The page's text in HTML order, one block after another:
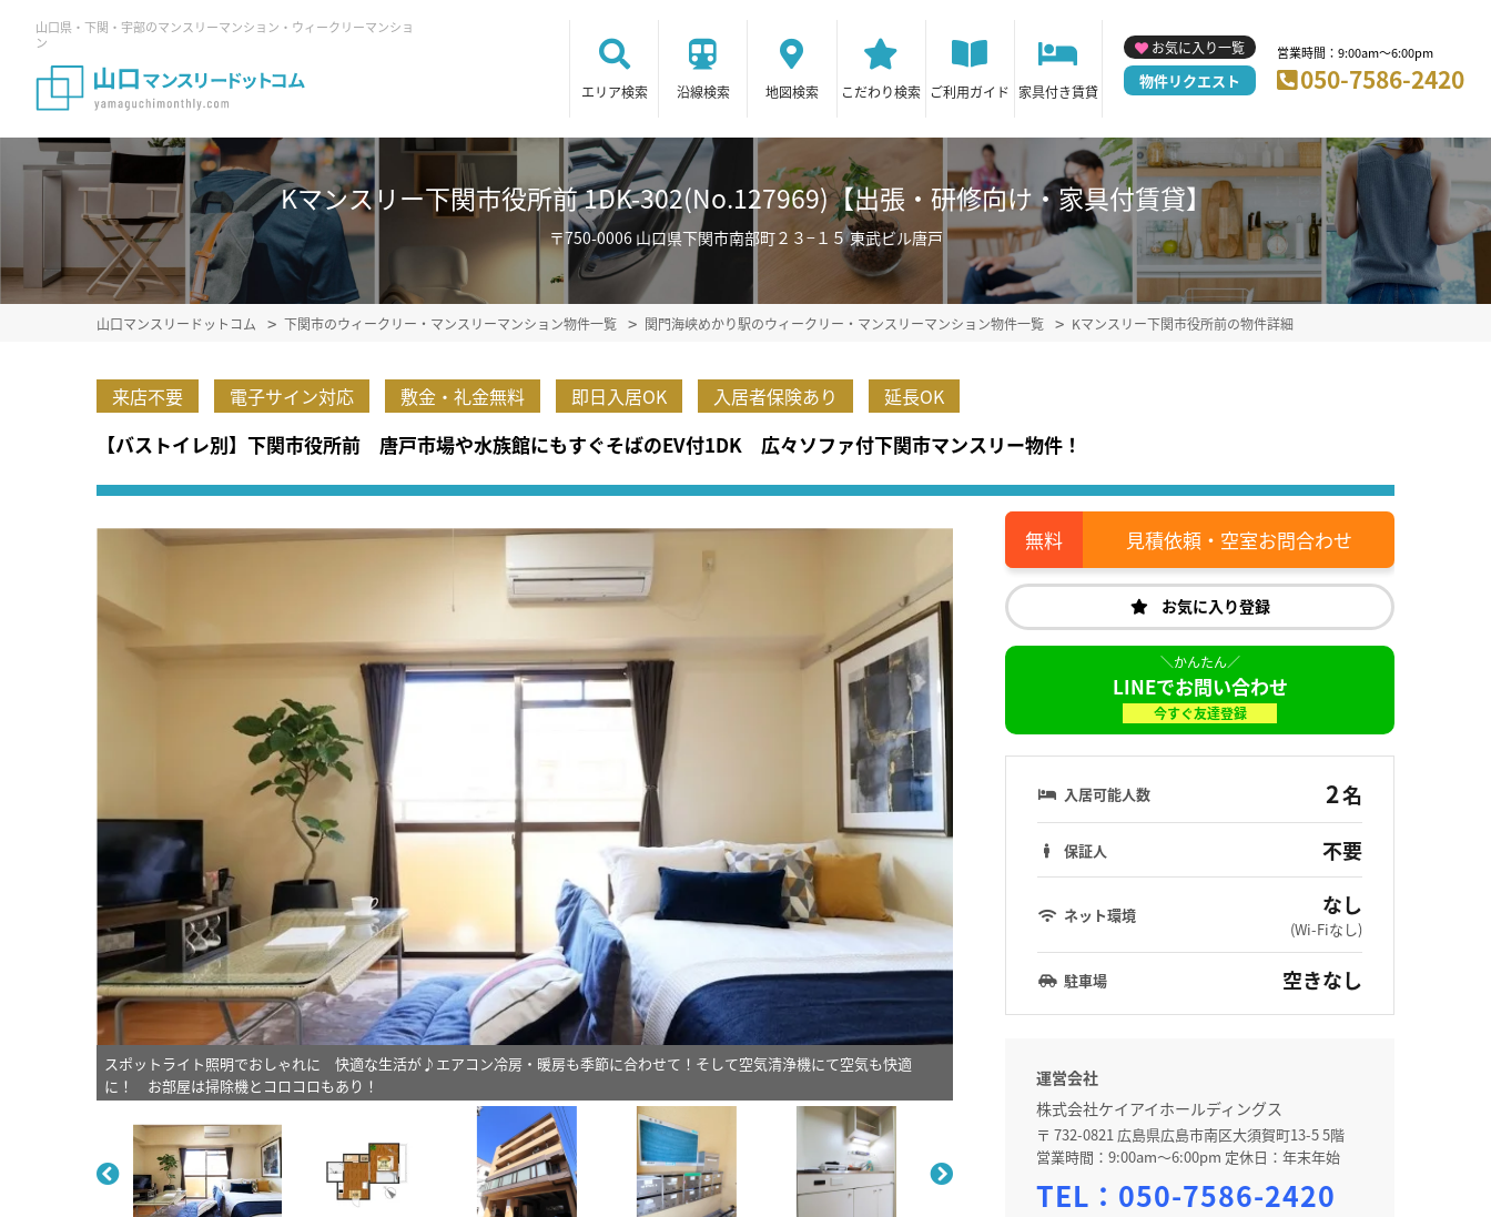
山口県・下関・宇部のマンスリーマンション・ウィークリーマンショ
ン
エリア検索 沿線検索 地図検索 こだわり検索 ご利用ガイド 家具付き賃貸
お気に入り一覧
物件リクエスト
営業時間：9:00am～6:00pm
050-7586-2420
Kマンスリー下関市役所前 1DK-302(No.127969)【出張・研修向け・家具付賃貸】
〒750-0006 山口県下関市南部町２３−１５ 東武ビル唐戸
山口マンスリードットコム 下関市のウィークリー・マンスリーマンション物件一覧 関門海峡めかり駅のウィークリー・マンスリーマンション物件一覧 Kマンスリー下関市役所前の物件詳細
来店不要 電子サイン対応 敷金・礼金無料 即日入居OK 入居者保険あり 延長OK
【バストイレ別】下関市役所前 唐戸市場や水族館にもすぐそばのEV付1DK 広々ソファ付下関市マンスリー物件！
スポットライト照明でおしゃれに 快適な生活が♪エアコン冷房・暖房も季節に合わせて！そして空気清浄機にて空気も快適
に！ お部屋は掃除機とコロコロもあり！
見積依頼・空室お問合わせ
お気に入り登録
LINEでお問い合わせ
今すぐ友達登録
入居可能人数 2名
保証人 不要
ネット環境 なし
(Wi-Fiなし)
駐車場 空きなし
運営会社
株式会社ケイアイホールディングス
〒 732-0821 広島県広島市南区大須賀町13-5 5階
営業時間：9:00am～6:00pm 定休日：年末年始
TEL： 050-7586-2420